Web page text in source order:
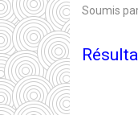
Soumis